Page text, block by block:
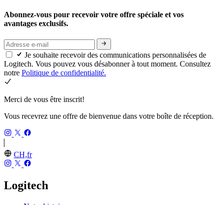
Abonnez-vous pour recevoir votre offre spéciale et vos
avantages exclusifs.
Je souhaite recevoir des communications personnalisées de
Logitech. Vous pouvez vous désabonner à tout moment. Consultez
notre Politique de confidentialité.
Merci de vous être inscrit!
Vous recevrez une offre de bienvenue dans votre boîte de réception.
CH,fr
Logitech